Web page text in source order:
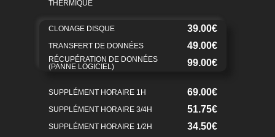
THERMIQUE
CLONAGE DISQUE 39.00€
TRANSFERT DE DONNÉES 49.00€
RÉCUPÉRATION DE DONNÉES
(PANNE LOGICIEL)
99.00€
SUPPLÉMENT HORAIRE 1H 69.00€
SUPPLÉMENT HORAIRE 3/4H 51.75€
SUPPLÉMENT HORAIRE 1/2H 34.50€